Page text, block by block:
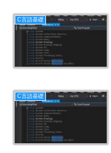
C言語基礎
C言語基礎